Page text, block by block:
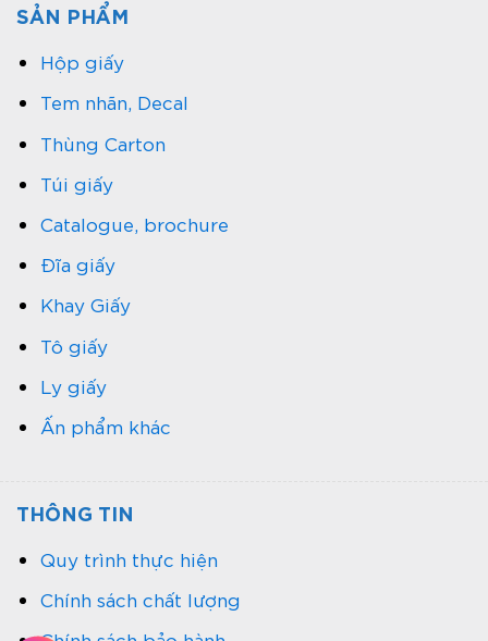
SẢN PHẨM
Hộp giấy
Tem nhãn, Decal
Thùng Carton
Túi giấy
Catalogue, brochure
Đĩa giấy
Khay Giấy
Tô giấy
Ly giấy
Ấn phẩm khác
THÔNG TIN
Quy trình thực hiện
Chính sách chất lượng